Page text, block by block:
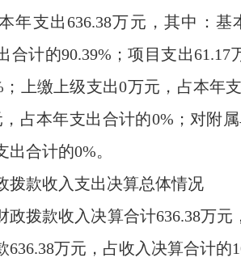
支出636.38万元，其中：基
合计的90.39%；项目支出61.17
；上缴上级支出0万元，占本年
占本年支出合计的0%；对附
合计的0%。
款收入支出决算总体情况
拨款收入决算合计636.38万元
636.38万元，占收入决算合计的